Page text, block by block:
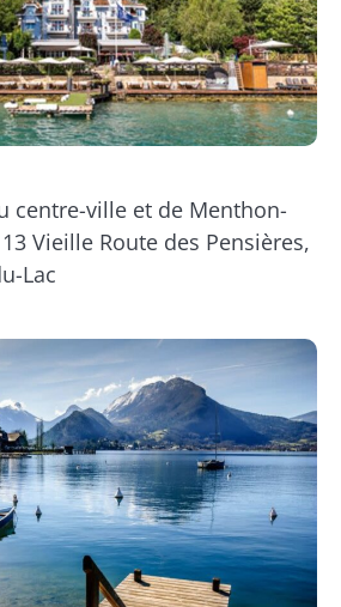
centre-ville et de Menthon-
Vieille Route des Pensières,
Lac